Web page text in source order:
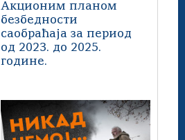
Акционим планом
безбедности
саобраћаја за период
од 2023. до 2025.
године.